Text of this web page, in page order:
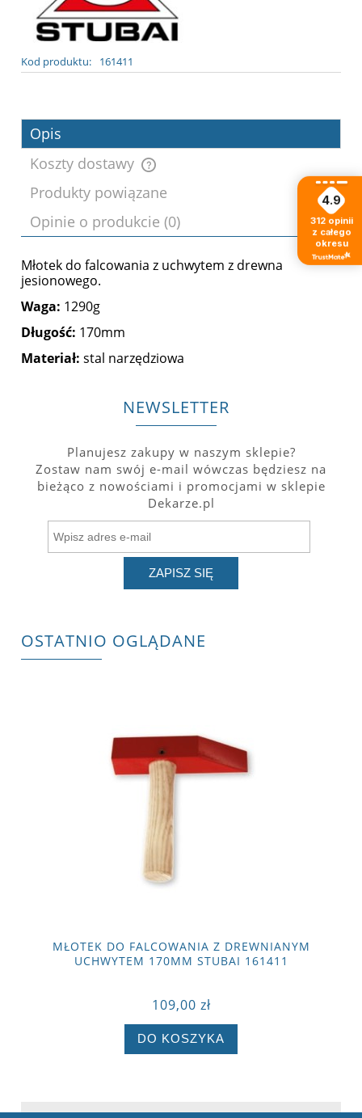
Kod produktu: 161411
Opis
Koszty dostawy
Cena nie zawiera ewentualnych kosztów
płatności
Produkty powiązane
Opinie o produkcie (0)
Młotek do falcowania z uchwytem z drewna
jesionowego.
Waga: 1290g
Długość: 170mm
Materiał: stal narzędziowa
NEWSLETTER
Planujesz zakupy w naszym sklepie?
Zostaw nam swój e-mail wówczas będziesz na
bieżąco z nowościami i promocjami w sklepie
Dekarze.pl
ZAPISZ SIĘ
OSTATNIO OGLĄDANE
MŁOTEK DO FALCOWANIA Z DREWNIANYM
UCHWYTEM 170MM STUBAI 161411
109,00 zł
DO KOSZYKA
4.9
312 opinii
z całego
okresu